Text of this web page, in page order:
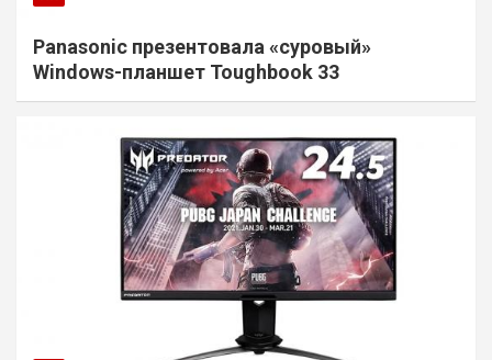
Panasonic презентовала «суровый»
Windows-планшет Toughbook 33